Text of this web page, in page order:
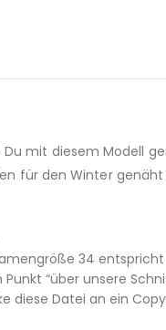
mit diesem Modell
für den Winter
34 entspricht
“über unsere
diese Datei an ein